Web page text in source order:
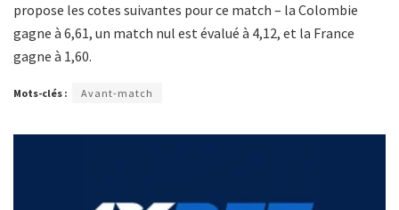
propose les cotes suivantes pour ce match – la Colombie
gagne à 6,61, un match nul est évalué à 4,12, et la France
gagne à 1,60.
Mots-clés : Avant-match